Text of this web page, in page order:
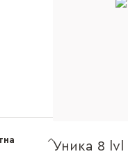
Уника 8 lvl